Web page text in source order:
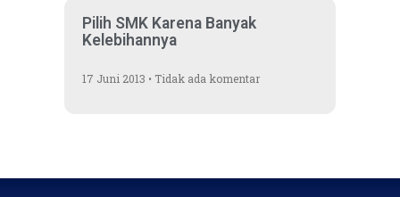
Pilih SMK Karena Banyak
Kelebihannya
17 Juni 2013 Tidak ada komentar